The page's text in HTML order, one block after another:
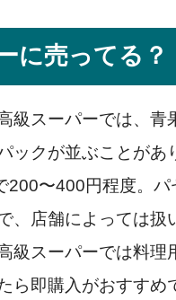
に売ってる？
級スーパーでは、
ックが並ぶことがあ
200〜400円程度。
、店舗によっては扱
級スーパーでは料理
ら即購入がおすすめ